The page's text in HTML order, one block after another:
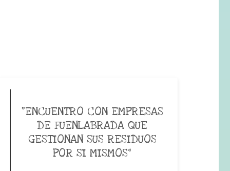
“ENCUENTRO CON EMPRESAS
DE FUENLABRADA QUE
GESTIONAN SUS RESIDUOS
POR SI MISMOS”